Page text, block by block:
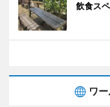
飲食ス
ワ